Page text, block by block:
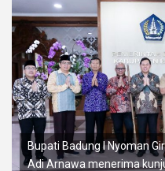
Bupati Badung I Nyoman
Adi Arnawa menerima